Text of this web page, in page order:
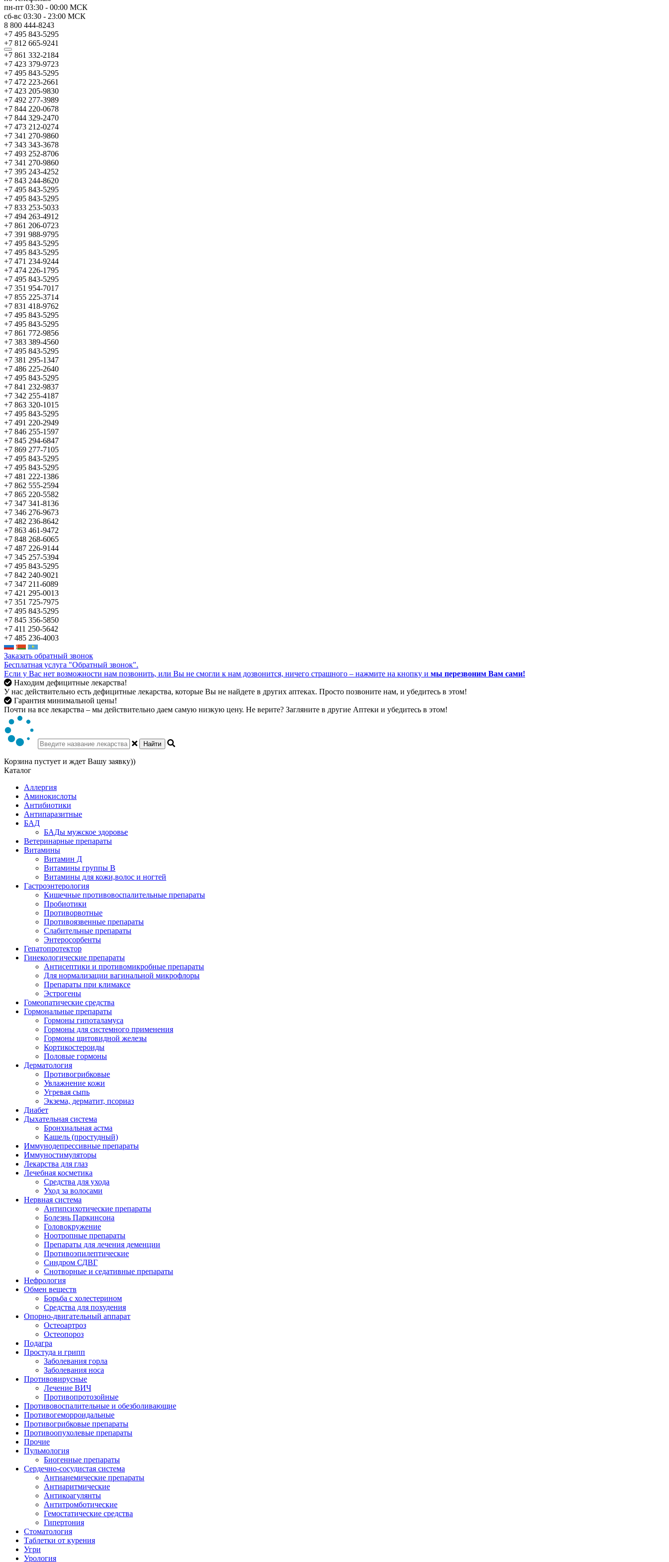
пн-пт 03:30 - 00:00 МСК
сб-вс 03:30 - 23:00 МСК
8 800 444-8243
+7 495 843-5295
+7 812 665-9241
+7 861 332-2184
+7 423 379-9723
+7 495 843-5295
+7 472 223-2661
+7 423 205-9830
+7 492 277-3989
+7 844 220-0678
+7 844 329-2470
+7 473 212-0274
+7 341 270-9860
+7 343 343-3678
+7 493 252-8706
+7 341 270-9860
+7 395 243-4252
+7 843 244-8620
+7 495 843-5295
+7 495 843-5295
+7 833 253-5033
+7 494 263-4912
+7 861 206-0723
+7 391 988-9795
+7 495 843-5295
+7 495 843-5295
+7 471 234-9244
+7 474 226-1795
+7 495 843-5295
+7 351 954-7017
+7 855 225-3714
+7 831 418-9762
+7 495 843-5295
+7 495 843-5295
+7 861 772-9856
+7 383 389-4560
+7 495 843-5295
+7 381 295-1347
+7 486 225-2640
+7 495 843-5295
+7 841 232-9837
+7 342 255-4187
+7 863 320-1015
+7 495 843-5295
+7 491 220-2949
+7 846 255-1597
+7 845 294-6847
+7 869 277-7105
+7 495 843-5295
+7 495 843-5295
+7 481 222-1386
+7 862 555-2594
+7 865 220-5582
+7 347 341-8136
+7 346 276-9673
+7 482 236-8642
+7 863 461-9472
+7 848 268-6065
+7 487 226-9144
+7 345 257-5394
+7 495 843-5295
+7 842 240-9021
+7 347 211-6089
+7 421 295-0013
+7 351 725-7975
+7 495 843-5295
+7 845 356-5850
+7 411 250-5642
+7 485 236-4003
Заказать обратный звонок
Бесплатная услуга "Обратный звонок".
Если у Вас нет возможности нам позвонить, или Вы не смогли к нам дозвонится, ничего страшного – нажмите на кнопку и мы перезвоним Вам сами!
Находим дефицитные лекарства!
У нас действительно есть дефицитные лекарства, которые Вы не найдете в других аптеках. Просто позвоните нам, и убедитесь в этом!
Гарантия минимальной цены!
Почти на все лекарства – мы действительно даем самую низкую цену. Не верите? Загляните в другие Аптеки и убедитесь в этом!
Найти
Корзина пустует и ждет Вашу заявку))
Каталог
Аллергия
Аминокислоты
Антибиотики
Антипаразитные
БАД
БАДы мужское здоровье
Ветеринарные препараты
Витамины
Витамин Д
Витамины группы В
Витамины для кожи,волос и ногтей
Гастроэнтерология
Кишечные противовоспалительные препараты
Пробиотики
Противорвотные
Противоязвенные препараты
Слабительные препараты
Энтеросорбенты
Гепатопротектор
Гинекологические препараты
Антисептики и противомикробные препараты
Для нормализации вагинальной микрофлоры
Препараты при климаксе
Эстрогены
Гомеопатические средства
Гормональные препараты
Гормоны гипоталамуса
Гормоны для системного применения
Гормоны щитовидной железы
Кортикостероиды
Половые гормоны
Дерматология
Противогрибковые
Увлажнение кожи
Угревая сыпь
Экзема, дерматит, псориаз
Диабет
Дыхательная система
Бронхиальная астма
Кашель (простудный)
Иммунодепрессивные препараты
Иммуностимуляторы
Лекарства для глаз
Лечебная косметика
Средства для ухода
Уход за волосами
Нервная система
Антипсихотические препараты
Болезнь Паркинсона
Головокружение
Ноотропные препараты
Препараты для лечения деменции
Противоэпилептические
Синдром СДВГ
Снотворные и седативные препараты
Нефрология
Обмен веществ
Борьба с холестерином
Средства для похудения
Опорно-двигательный аппарат
Остеоартроз
Остеопороз
Подагра
Простуда и грипп
Заболевания горла
Заболевания носа
Противовирусные
Лечение ВИЧ
Противопротозойные
Противовоспалительные и обезболивающие
Противогеморроидальные
Противогрибковые препараты
Противоопухолевые препараты
Прочие
Пульмология
Биогенные препараты
Сердечно-сосудистая система
Антианемические препараты
Антиаритмические
Антикоагулянты
Антитромботические
Гемостатические средства
Гипертония
Стоматология
Таблетки от курения
Угри
Урология